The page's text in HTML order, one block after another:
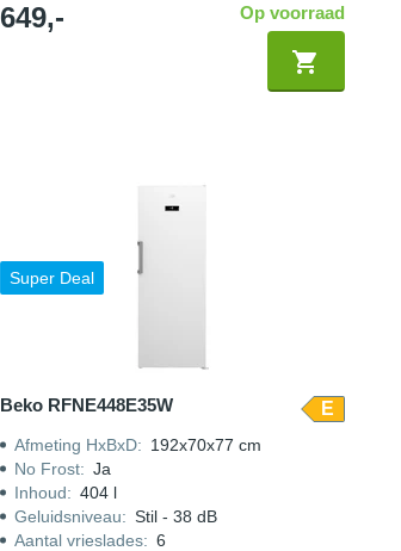
649,- Op voorraad
Super Deal
Beko RFNE448E35W E
Afmeting HxBxD: 192x70x77 cm
No Frost: Ja
Inhoud: 404 l
Geluidsniveau: Stil - 38 dB
Aantal vrieslades: 6